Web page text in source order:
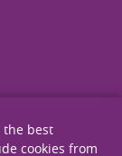
the best
cookies from